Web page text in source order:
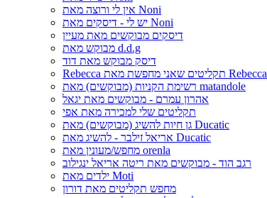
אין לי ורוצה מאת Noni
יש לי - דיסקים מאת Noni
דיסקים מבוקשים מאת מעיין
מבוקש מאת d.d.g
דיסק מבוקש מאת דוד
Rebecca תקליטים שאני מחפשת מאת Rebecca
רשימת הקניות (מבוקשים) מאת matandole
אהרון עמרם - מבוקשים מאת יגאל
תקליטים שלי למכירה מאת אפי
גן חיות להשיג (מבוקשים) מאת Ducatic
אריאל זילבר - להשיג מאת Ducatic
מחפש/מעונין מאת orenla
רגב הוד - מבוקשים מאת ריטה אריאל ינגילוב
ילדים מאת Moti
מחפש תקליטים מאת דורון